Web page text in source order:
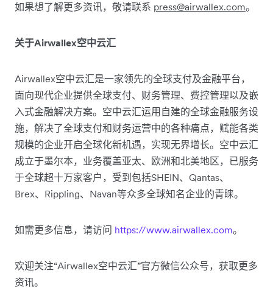
如果想了解更多资讯，敬请联系 press@airwallex.com。
关于Airwallex空中云汇
Airwallex空中云汇是一家领先的全球支付及金融平台，
面向现代企业提供全球支付、财务管理、费控管理以及嵌
入式金融解决方案。空中云汇运用自建的全球金融服务设
施，解决了全球支付和财务运营中的各种痛点，赋能各类
规模的企业开启全球化新机遇，实现无界增长。空中云汇
成立于墨尔本，业务覆盖亚太、欧洲和北美地区，已服务
于全球超十万家客户，受到包括SHEIN、Qantas、
Brex、Rippling、Navan等众多全球知名企业的青睐。
如需更多信息，请访问 https://www.airwallex.com。
欢迎关注“Airwallex空中云汇”官方微信公众号，获取更多
资讯。